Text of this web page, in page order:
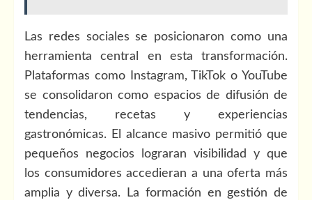
Las redes sociales se posicionaron como una
herramienta central en esta transformación.
Plataformas como Instagram, TikTok o YouTube
se consolidaron como espacios de difusión de
tendencias, recetas y experiencias
gastronómicas. El alcance masivo permitió que
pequeños negocios lograran visibilidad y que
los consumidores accedieran a una oferta más
amplia y diversa. La formación en gestión de